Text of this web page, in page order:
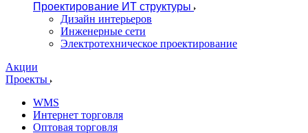
Проектирование ИТ структуры
Дизайн интерьеров
Инженерные сети
Электротехническое проектирование
Акции
Проекты
WMS
Интернет торговля
Оптовая торговля